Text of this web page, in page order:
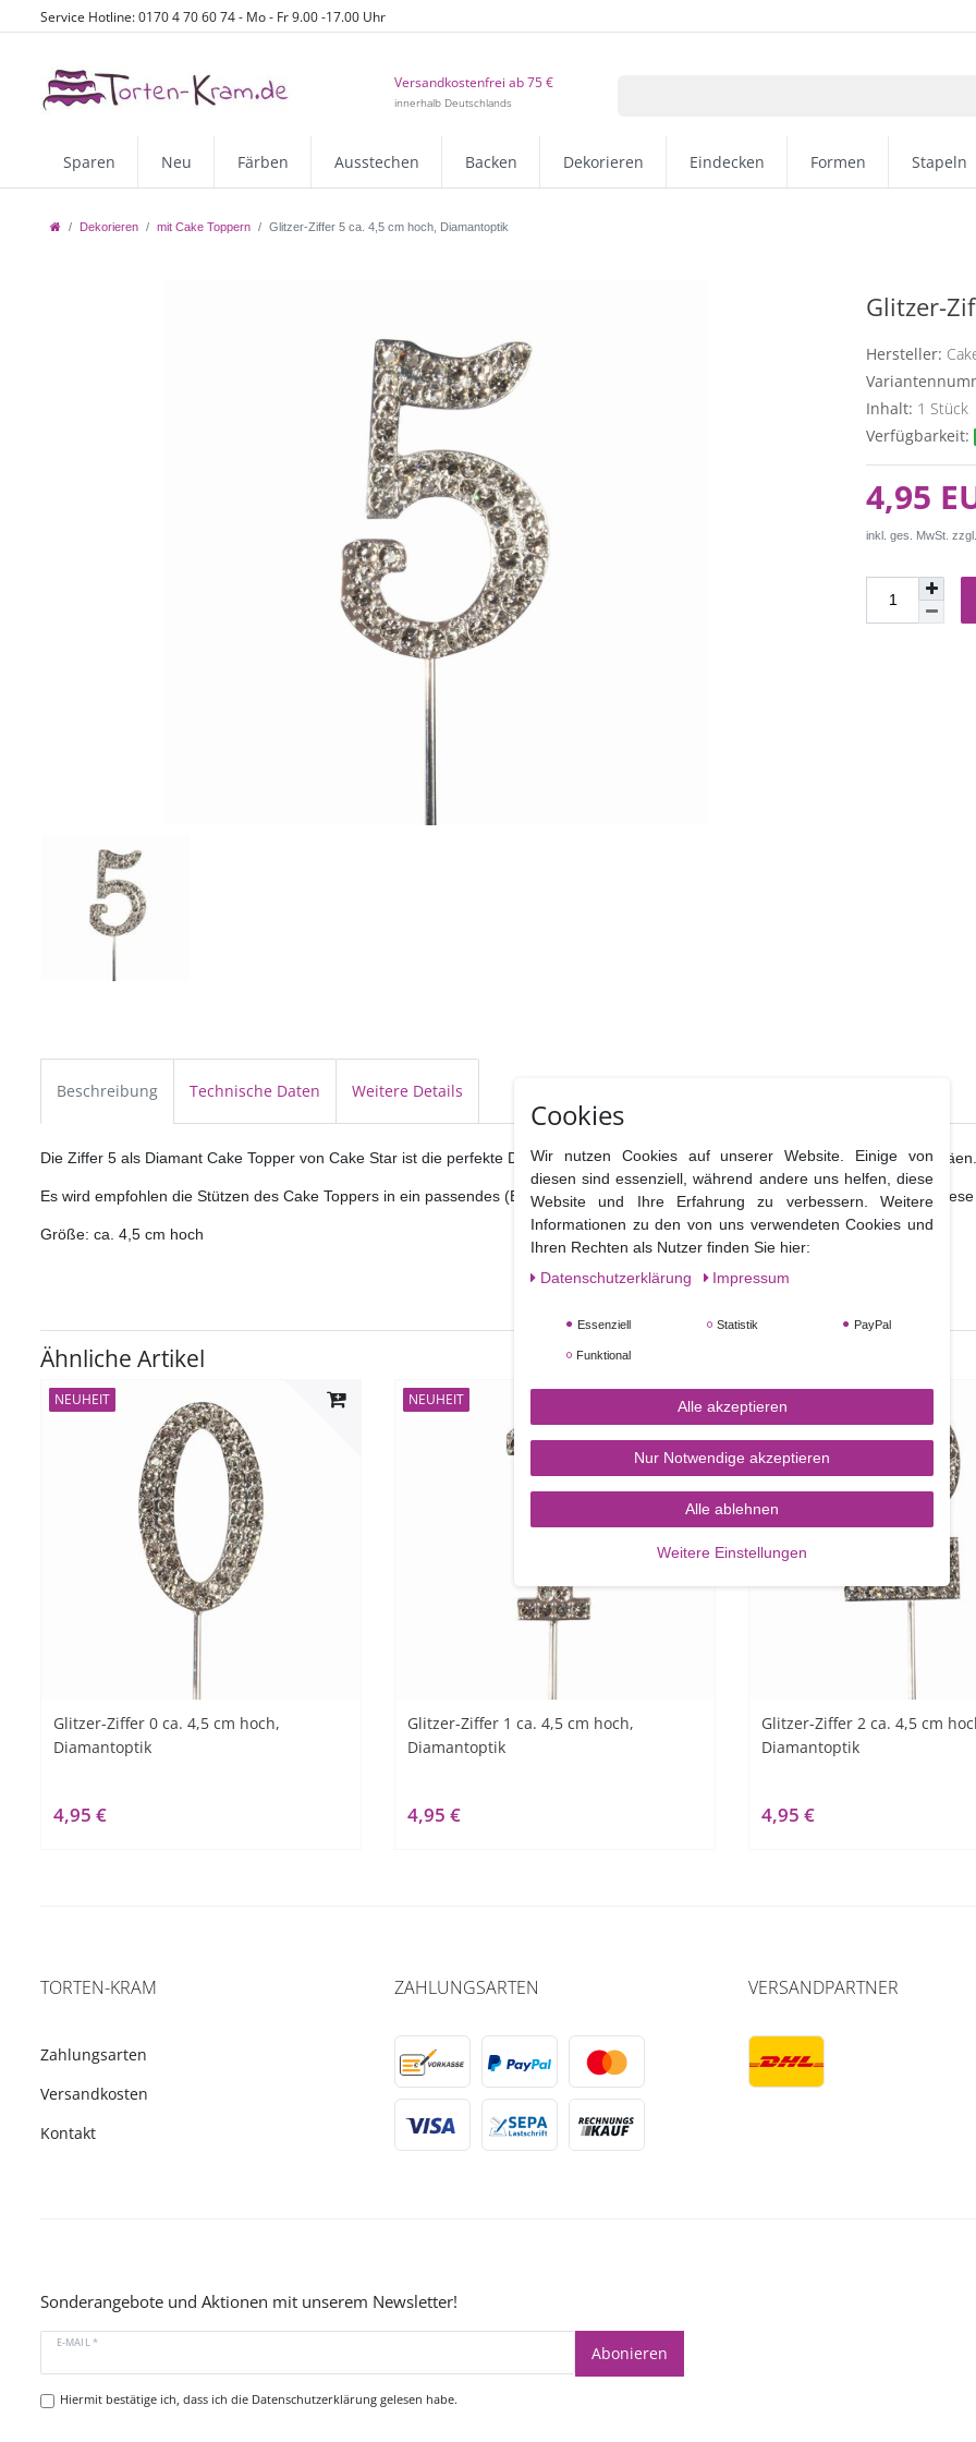
Service Hotline: 0170 4 70 60 74 - Mo - Fr 9.00 -17.00 Uhr
Versandkostenfrei ab 75 €
innerhalb Deutschlands
Sparen Neu Färben Ausstechen Backen Dekorieren Eindecken Formen Stapeln
Dekorieren mit Cake Toppern Glitzer-Ziffer 5 ca. 4,5 cm hoch, Diamantoptik
Glitzer-
Hersteller:
Inhalt: 1 Stück
Verfügbarkeit:
4,95
inkl. ges. MwSt.
Beschreibung Technische Daten Weitere Details
Die Ziffer 5 als Diamant Cake Topper von Cake Star ist die perfekte Dekoration auf Torten und Cupcakes zu Geburtstagen und Jubiläen.
Es wird empfohlen die Stützen des Cake Toppers in ein passendes (Blumen-)Röhrchen (z.B. Flower oder Posy Pic) zu stellen und
Größe: ca. 4,5 cm hoch
Ähnliche Artikel
NEUHEIT
Glitzer-Ziffer 0 ca. 4,5 cm hoch,
Diamantoptik
4,95 €
NEUHEIT
Glitzer-Ziffer 1 ca. 4,5 cm hoch,
Diamantoptik
4,95 €
Glitzer-Ziffer 2 ca. 4,5 cm
Diamantoptik
4,95 €
TORTEN-KRAM
Zahlungsarten
Versandkosten
Kontakt
ZAHLUNGSARTEN VERSANDPARTNER
Sonderangebote und Aktionen mit unserem Newsletter!
E-MAIL *
Abonieren
Hiermit bestätige ich, dass ich die Datenschutzerklärunggelesen habe.
Cookies
Wir nutzen Cookies auf unserer Website. Einige von
diesen sind essenziell, während andere uns helfen, diese
Website und Ihre Erfahrung zu verbessern. Weitere
Informationen zu den von uns verwendeten Cookies und
Ihren Rechten als Nutzer finden Sie hier:
Daten­schutz­erklärung
Impressum
Essenziell Statistik PayPal
Funktional
Alle akzeptieren
Nur Notwendige akzeptieren
Alle ablehnen
Weitere Einstellungen